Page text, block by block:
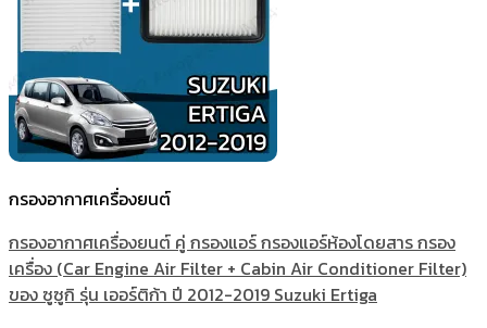
กรองอากาศเครื่องยนต์
กรองอากาศเครื่องยนต์ คู่ กรองแอร์ กรองแอร์ห้องโดยสาร กรอง
เครื่อง (Car Engine Air Filter + Cabin Air Conditioner Filter)
ของ ซูซูกิ รุ่น เออร์ติก้า ปี 2012-2019 Suzuki Ertiga